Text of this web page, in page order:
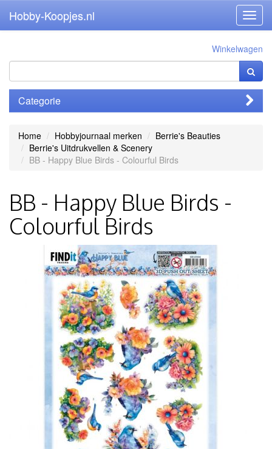
Hobby-Koopjes.nl
Winkelwagen
Categorie
Home Hobbyjournaal merken
Berrie's Beauties
Berrie's Uitdrukvellen & Scenery
BB - Happy Blue Birds - Colourful Birds
BB - Happy Blue Birds -
Colourful Birds